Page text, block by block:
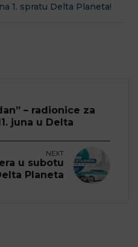
1. spratu Delta Planeta!
– radionice za
juna u Delta
NEXT
u subotu
Planeta